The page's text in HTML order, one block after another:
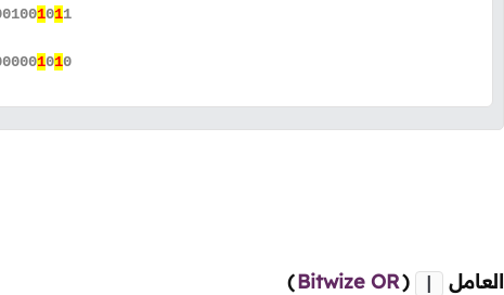
1011
1010
العامل (
Bitwize OR
)